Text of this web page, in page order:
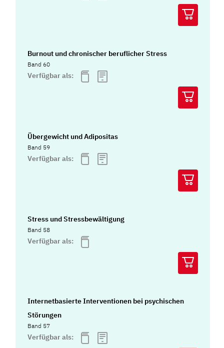
Burnout und chronischer beruflicher Stress
Band 60
Verfügbar als:
Übergewicht und Adipositas
Band 59
Verfügbar als:
Stress und Stressbewältigung
Band 58
Verfügbar als:
Internetbasierte Interventionen bei psychischen
Störungen
Band 57
Verfügbar als: